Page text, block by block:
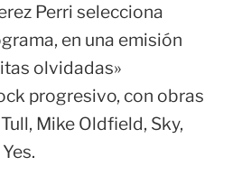
Perri selecciona
en una emisión
olvidadas»
progresivo, con obras
Mike Oldfield, Sky,